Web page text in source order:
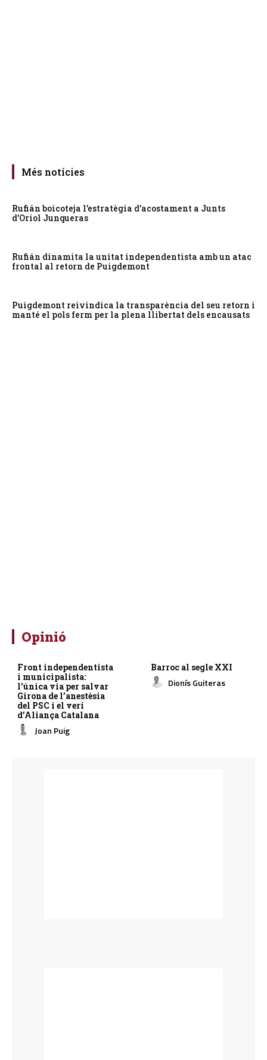
Més notícies
Rufián boicoteja l’estratègia d’acostament a Junts
d’Oriol Junqueras
Rufián dinamita la unitat independentista amb un atac
frontal al retorn de Puigdemont
Puigdemont reivindica la transparència del seu retorn i
manté el pols ferm per la plena llibertat dels encausats
Opinió
Front independentista
i municipalista:
l’única via per salvar
Girona de l’anestèsia
del PSC i el verí
d’Aliança Catalana
Joan Puig
Barroc al segle XXI
Dionís Guiteras